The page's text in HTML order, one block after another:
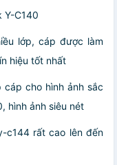
Y-C140
lớp, cáp được làm
hiệu tốt nhất
cáp cho hình ảnh sắc
hình ảnh siêu nét
c144 rất cao lên đến